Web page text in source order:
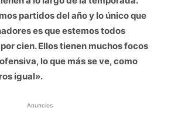
partidos del año y lo único que
es que estemos todos
cien. Ellos tienen muchos focos
lo que más se ve, como
igual».
Anuncios